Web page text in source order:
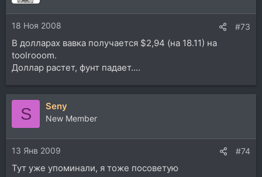
18 Ноя 2008 #73
В долларах вавка получается $2,94 (на 18.11) на
toolrooom.
Доллар растет, фунт падает....
S Seny
New Member
13 Янв 2009 #74
Тут уже упоминали, я тоже посоветую